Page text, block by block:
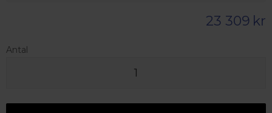
23 309 kr
Antal